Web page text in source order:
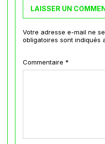
LAISSER UN
Votre adresse e-mail ne
obligatoires sont indiqués
Commentaire *